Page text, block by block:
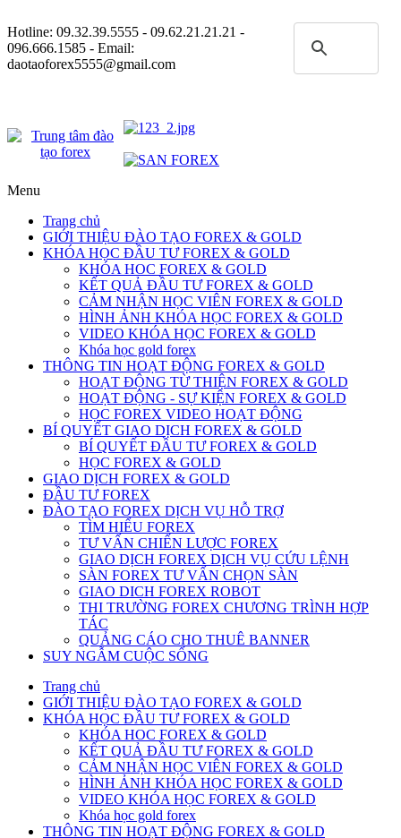
Hotline: 09.32.39.5555 - 09.62.21.21.21 -
096.666.1585 - Email:
daotaoforex5555@gmail.com
Menu
Trang chủ
GIỚI THIỆU ĐÀO TẠO FOREX & GOLD
KHÓA HỌC ĐẦU TƯ FOREX & GOLD
KHÓA HOC FOREX & GOLD
KẾT QUẢ ĐẦU TƯ FOREX & GOLD
CẢM NHẬN HỌC VIÊN FOREX & GOLD
HÌNH ẢNH KHÓA HỌC FOREX & GOLD
VIDEO KHÓA HỌC FOREX & GOLD
Khóa học gold forex
THÔNG TIN HOẠT ĐỘNG FOREX & GOLD
HOẠT ĐỘNG TỪ THIỆN FOREX & GOLD
HOẠT ĐỘNG - SỰ KIỆN FOREX & GOLD
HỌC FOREX VIDEO HOẠT ĐỘNG
BÍ QUYẾT GIAO DỊCH FOREX & GOLD
BÍ QUYẾT ĐẦU TƯ FOREX & GOLD
HỌC FOREX & GOLD
GIAO DỊCH FOREX & GOLD
ĐẦU TƯ FOREX
ĐÀO TẠO FOREX DỊCH VỤ HỖ TRỢ
TÌM HIỂU FOREX
TƯ VẤN CHIẾN LƯỢC FOREX
GIAO DỊCH FOREX DỊCH VỤ CỨU LỆNH
SÀN FOREX TƯ VẤN CHỌN SÀN
GIAO DICH FOREX ROBOT
THI TRƯỜNG FOREX CHƯƠNG TRÌNH HỢP
TÁC
QUẢNG CÁO CHO THUÊ BANNER
SUY NGẪM CUỘC SỐNG
Trang chủ
GIỚI THIỆU ĐÀO TẠO FOREX & GOLD
KHÓA HỌC ĐẦU TƯ FOREX & GOLD
KHÓA HOC FOREX & GOLD
KẾT QUẢ ĐẦU TƯ FOREX & GOLD
CẢM NHẬN HỌC VIÊN FOREX & GOLD
HÌNH ẢNH KHÓA HỌC FOREX & GOLD
VIDEO KHÓA HỌC FOREX & GOLD
Khóa học gold forex
THÔNG TIN HOẠT ĐỘNG FOREX & GOLD